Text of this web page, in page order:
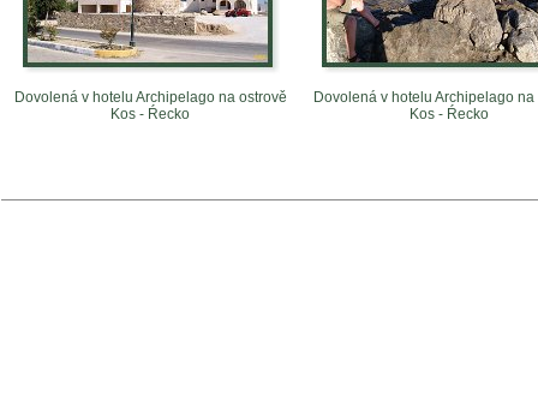
Dovolená v hotelu Archipelago na ostrově
Kos - Ŕecko
Dovolená v hotelu Archipelago na
Kos - Ŕecko